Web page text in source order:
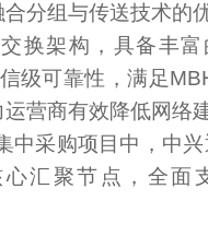
分组与传送技术的
换架构，具备丰
级可靠性，满足
营商有效降低网络
中采购项目中，中
汇聚节点，全面